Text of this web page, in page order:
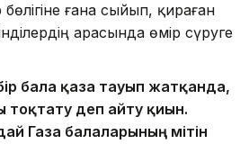
ғана сыйып, қираған
арасында өмір сүруге
бала қаза тауып жатқанда,
тоқтату деп айту қиын.
Газа балаларының үмітін